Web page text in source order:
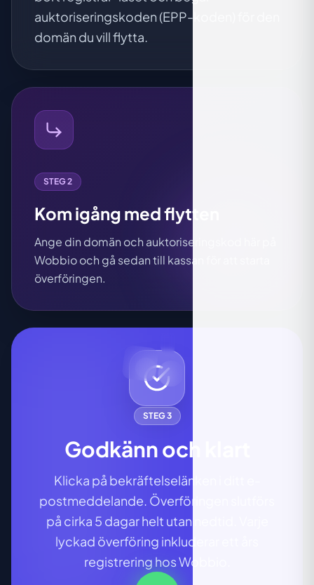
auktoriseringskoden (EPP-koden) för den
domän du vill flytta.
STEG 2
Kom igång med flytten
Ange din domän och auktoriseringskod här på
Wobbio och gå sedan till kassan för att starta
överföringen.
STEG 3
Godkänn och klart
Klicka på bekräftelselänken i ditt e-
postmeddelande. Överföringen slutförs
på cirka 5 dagar helt utan nedtid. Varje
lyckad överföring inkluderar ett års
registrering hos Wobbio.